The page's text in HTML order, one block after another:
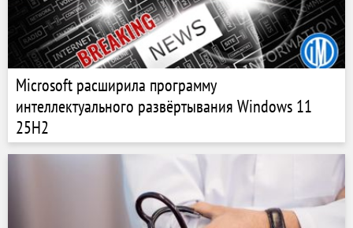
Microsoft расширила программу
интеллектуального развёртывания Windows 11
25H2